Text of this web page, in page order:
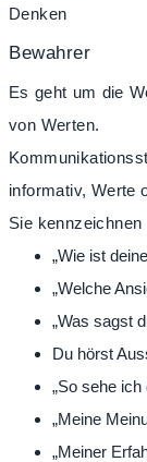
Denken
Bewahrer
Es geht um die
von Werten.
informativ, Werte
Sie kennzeichnen
„Wie ist
„Welche
„Was sagst
Du hörst
„So sehe
„Meine
„Meiner